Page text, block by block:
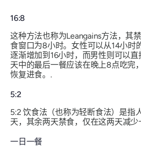
16:8
这种方法也称为Leangains方法，其
食窗口为8小时。女性可以从14小时
逐渐增加到16小时，而男性则可以
天中的最后一餐应该在晚上8点吃完
恢复进食。.
5:2
5:2 饮食法（也称为轻断食法）是指
天，其余两天禁食，仅在这两天减少
一日一餐